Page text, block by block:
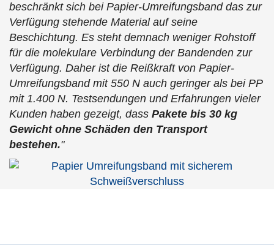
beschränkt sich bei Papier-Umreifungsband das zur
Verfügung stehende Material auf seine
Beschichtung. Es steht demnach weniger Rohstoff
für die molekulare Verbindung der Bandenden zur
Verfügung. Daher ist die Reißkraft von Papier-
Umreifungsband mit 550 N auch geringer als bei PP
mit 1.400 N. Testsendungen und Erfahrungen vieler
Kunden haben gezeigt, dass Pakete bis 30 kg
Gewicht ohne Schäden den Transport
bestehen."